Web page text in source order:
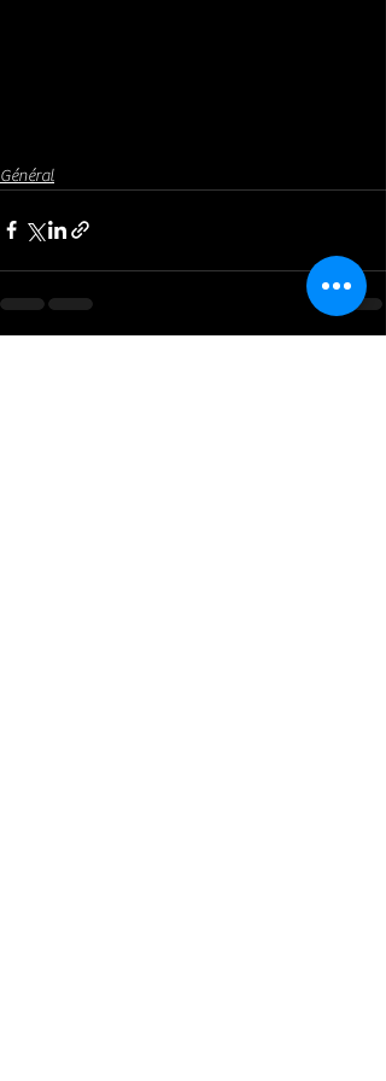
Général